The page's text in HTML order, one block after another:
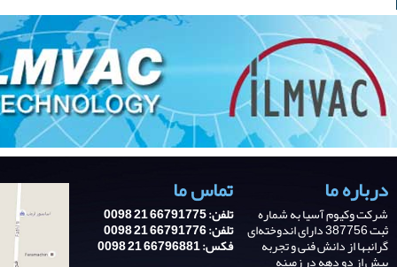
درباره ما
شرکت وکیوم آسیا به شماره
ثبت 387756 دارای اندوخته‌ای
گرانبها از دانش فنی و تجربه‌
بیش از دو دهه در زمینه
تماس ما
تلفن: 66791775 21 0098
تلفن: 66791776 21 0098
فکس: 66796881 21 0098